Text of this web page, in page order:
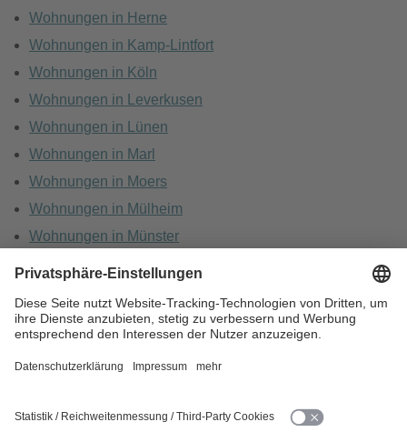
Wohnungen in Herne
Wohnungen in Kamp-Lintfort
Wohnungen in Köln
Wohnungen in Leverkusen
Wohnungen in Lünen
Wohnungen in Marl
Wohnungen in Moers
Wohnungen in Mülheim
Wohnungen in Münster
HOME KARRIERE
BARRIEREFREIHEIT IMPRESSUM